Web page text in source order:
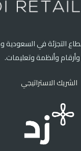
التجزئة في السعودية
وأرقام وأنظمة وتعليمات.
الشريك الاستراتيجي